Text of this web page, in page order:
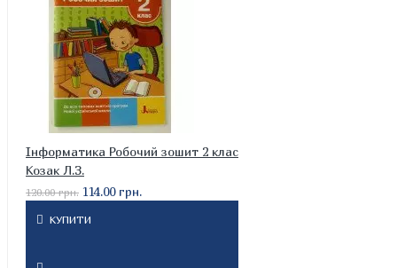
Інформатика Робочий зошит 2 клас
Козак Л.З.
120.00 грн. 114.00 грн.
КУПИТИ